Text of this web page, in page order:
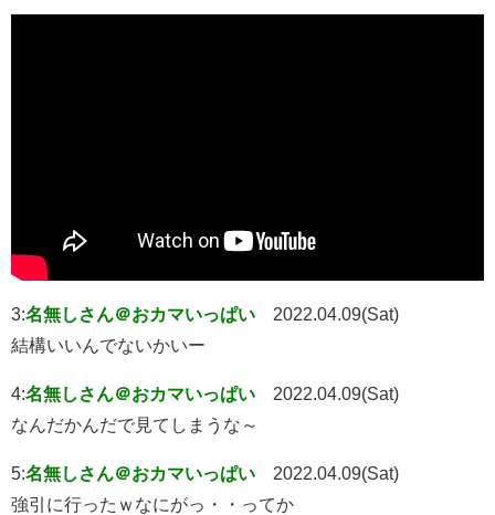
3:名無しさん＠おカマいっぱい
2022.04.09(Sat)
結構いいんでないかいー
4:名無しさん＠おカマいっぱい
2022.04.09(Sat)
なんだかんだで見てしまうな～
5:名無しさん＠おカマいっぱい
2022.04.09(Sat)
強引に行ったｗなにがっ・・ってか